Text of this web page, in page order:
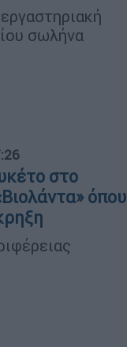
σωλήνα
στο
όπου